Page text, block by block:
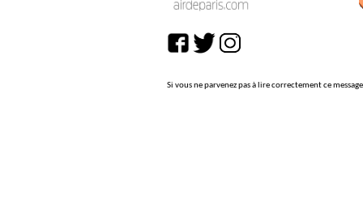
Si vous ne parvenez pas à lire correctement ce